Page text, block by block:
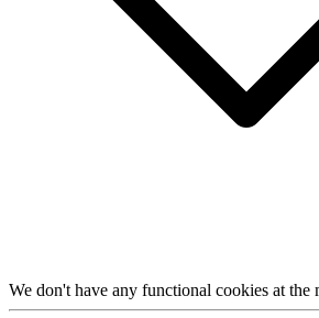
We don't have any functional cookies at the